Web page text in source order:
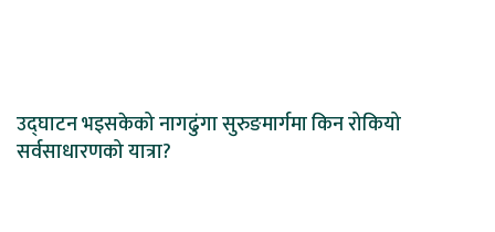
उद्घाटन भइसकेको नागढुंगा सुरुङमार्गमा किन रोकियो
सर्वसाधारणको यात्रा?